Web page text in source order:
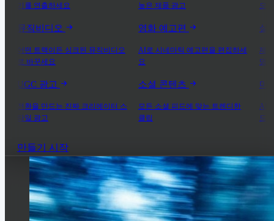
기를 연출하세요
뮤직비디오
어떤 트랙이든 싱크된 뮤직비디오
로 바꾸세요
UGC 광고
전환을 만드는 진짜 크리에이터 스
타일 광고
높은 제품 광고
영화 예고편
AI로 시네마틱 예고편을 편집하세
요
소셜 콘텐츠
모든 소셜 피드에 맞는 트렌디한
클립
모
설
제
명
마
AI
드
만들기 시작